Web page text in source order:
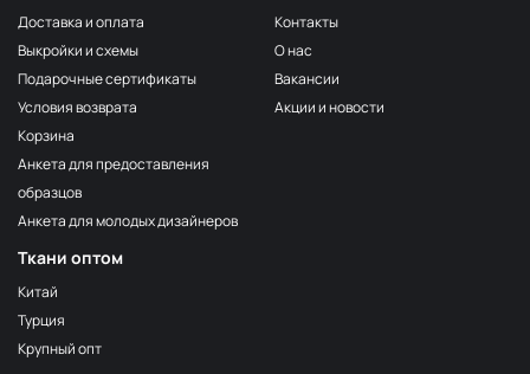
Доставка и оплата
Выкройки и схемы
Подарочные сертификаты
Условия возврата
Корзина
Анкета для предоставления
образцов
Анкета для молодых дизайнеров
Ткани оптом
Китай
Турция
Крупный опт
Контакты
О нас
Вакансии
Акции и новости